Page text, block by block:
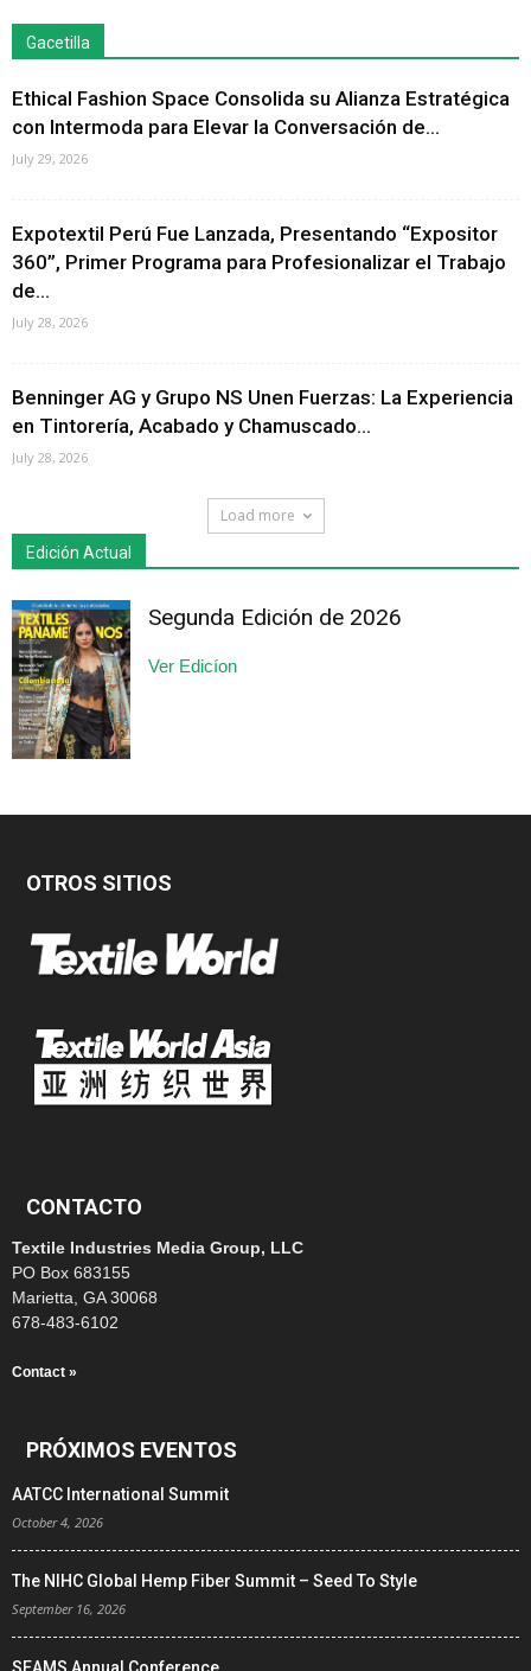
Gacetilla
Ethical Fashion Space Consolida su Alianza Estratégica
con Intermoda para Elevar la Conversación de...
July 29, 2026
Expotextil Perú Fue Lanzada, Presentando “Expositor
360”, Primer Programa para Profesionalizar el Trabajo
de...
July 28, 2026
Benninger AG y Grupo NS Unen Fuerzas: La Experiencia
en Tintorería, Acabado y Chamuscado...
July 28, 2026
Load more
Edición Actual
Segunda Edición de 2026
Ver Edicíon
OTROS SITIOS
CONTACTO
Textile Industries Media Group, LLC
PO Box 683155
Marietta, GA 30068
678-483-6102
Contact »
PRÓXIMOS EVENTOS
AATCC International Summit
October 4, 2026
The NIHC Global Hemp Fiber Summit – Seed To Style
September 16, 2026